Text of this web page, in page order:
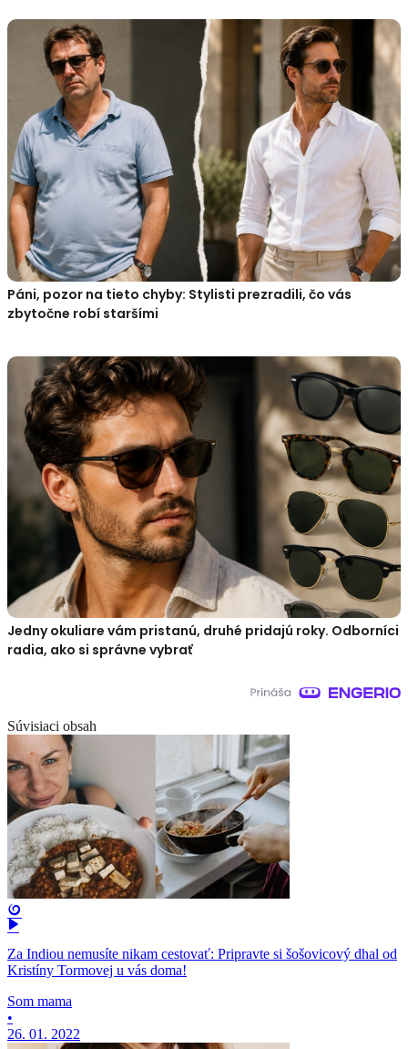
Páni, pozor na tieto chyby: Stylisti prezradili, čo vás
zbytočne robí staršími
Jedny okuliare vám pristanú, druhé pridajú roky. Odborníci
radia, ako si správne vybrať
Súvisiaci obsah
Za Indiou nemusíte nikam cestovať: Pripravte si šošovicový dhal od
Kristíny Tormovej u vás doma!
Som mama
•
26. 01. 2022